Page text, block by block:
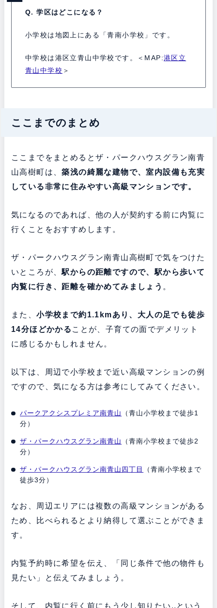
Q. 学区はどこになる？
小学校は地図上にある「青南小学校」です。
中学校は港区立青山中学校です。＜MAP:港区立
青山中学校 ＞
ここまでのまとめ
ここまでをまとめるとザ・パークハウスグラン南青
山高樹町は、築浅の綺麗な建物で、室内設備も充実
している非常に住みやすい高級マンションです。
気になるのであれば、他の人が契約する前に内覧に
行くことをおすすめします。
ザ・パークハウスグラン南青山高樹町で気をつけた
いところが、駅からの距離ですので、駅から歩いて
内覧に行き、距離を確かめてみましょう 。
また、小学校まで約1.1kmあり、大人の足でも徒歩
14分ほどかかる ことが、子育ての面でデメリット
に感じるかもしれません。
以下は、周辺で小学校まで近い高級マンションの例
ですので、気になる方は参考にしてみてください。
パークアクシスプレミア南青山
（青山小学校まで徒歩1
分）
ザ・パークハウスグラン南青山
（青南小学校まで徒歩2
分）
ザ・パークハウスグラン南青山四丁目
（青南小学校まで
徒歩3分）
なお、周辺エリアには複数の高級マンションがある
ため、比べられるとより納得して選ぶことができま
す。
内覧予約時に希望を伝え、「同じ条件で他の物件も
見たい」と伝えてみましょう。
そして、内覧に行く前にもう少し知りたい..という